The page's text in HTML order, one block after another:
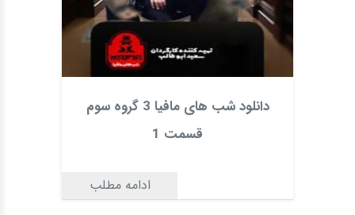
دانلود شب های مافیا 3 گروه سوم
قسمت 1
ادامه مطلب